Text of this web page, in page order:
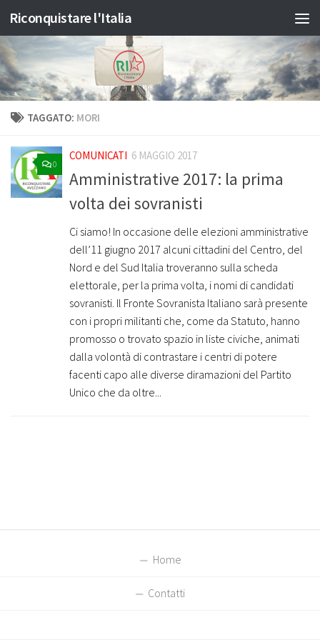
Salta al contenuto
Riconquistare l'Italia
TAGGATO: MORI
0
COMUNICATI 6 MAGGIO 2017
Amministrative 2017: la prima
volta dei sovranisti
Ci siamo! In occasione delle elezioni amministrative
dell’11 giugno 2017 alcuni cittadini del Centro, del
Nord e del Sud Italia troveranno sulla scheda
elettorale, per la prima volta, i nomi di candidati
sovranisti. Il Fronte Sovranista Italiano sarà presente
con i propri militanti che, come da Statuto, hanno
promosso o trovato spazio in liste civiche, animati
dalla volontà di contrastare i centri di potere
facenti capo alle diverse diramazioni del Partito
Unico che da oltre...
Home
Contatti